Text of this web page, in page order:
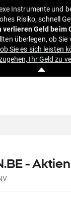
Instrumente und
Risiko, schnell
Geld beim
überlegen, ob Sie
Sie es sich leisten
Ihr Geld zu
- Aktien